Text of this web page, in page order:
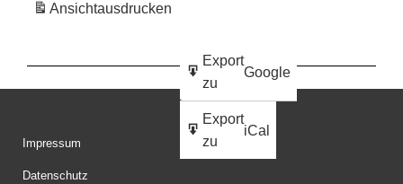
Ansichtausdrucken
Export
zu
Google
Export
zu
iCal
Impressum
Datenschutz